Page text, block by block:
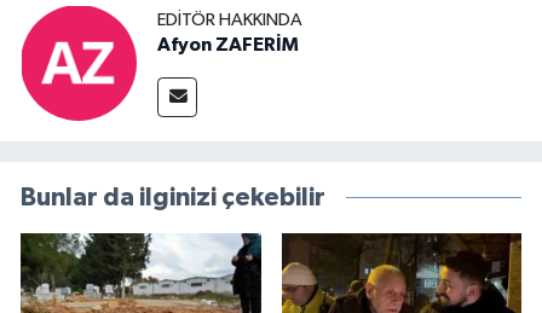
EDITÖR HAKKINDA
Afyon ZAFERİM
Bunlar da ilginizi çekebilir